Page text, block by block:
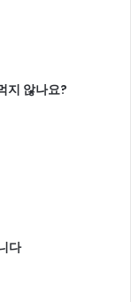
지 않나요?
다